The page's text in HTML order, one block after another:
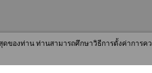
by MEB Corporation Public Company
and the Google
ของท่าน ท่านสามารถศึกษาวิธีการตั้งค่าการ